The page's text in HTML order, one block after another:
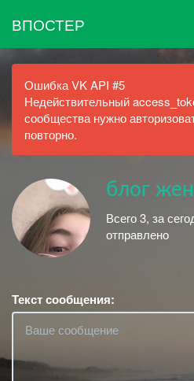
ВПОСТЕР
Ошибка VK API #5
Недействительный
сообщества нужно
повторно.
блог
Всего 3, за
отправлено
Текст сообщения: